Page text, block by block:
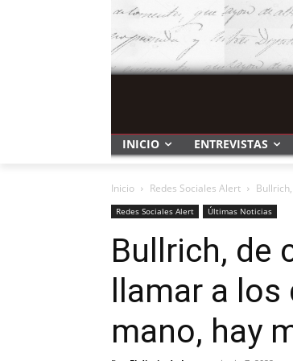
INICIO ENTREVISTAS
Inicio Redes Sociales Alert
Redes Sociales Alert Últimas Noticias
Bullrich, de
llamar a
mano, hay